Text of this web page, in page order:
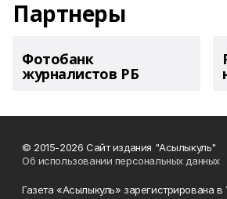
Партнеры
Фотобанк
журналистов РБ
© 2015-2026 Сайт издания "Асылыкуль"
Об использовании персональных данных
Газета «Асылыкуль» зарегистрирована в